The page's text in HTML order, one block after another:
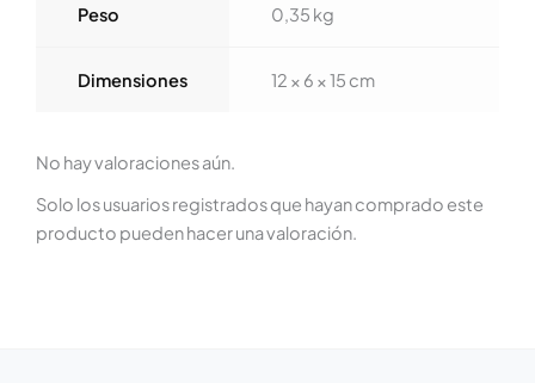
Peso 0,35 kg
Dimensiones 12 × 6 × 15 cm
No hay valoraciones aún.
Solo los usuarios registrados que hayan comprado este
producto pueden hacer una valoración.